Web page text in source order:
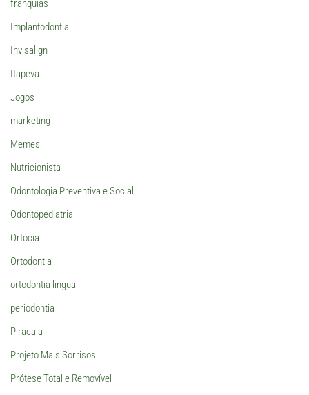
franquias
Implantodontia
Invisalign
Itapeva
Jogos
marketing
Memes
Nutricionista
Odontologia Preventiva e Social
Odontopediatria
Ortocia
Ortodontia
ortodontia lingual
periodontia
Piracaia
Projeto Mais Sorrisos
Prótese Total e Removível